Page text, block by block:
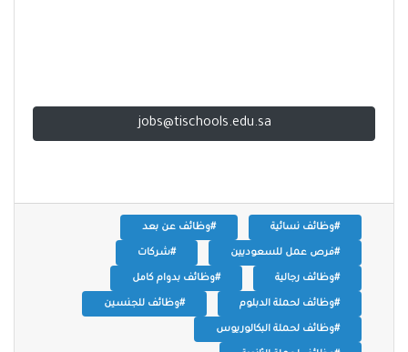
jobs@tischools.edu.sa
#وظائف نسائية #وظائف عن بعد
#فرص عمل للسعوديين #شركات
#وظائف رجالية #وظائف بدوام كامل
#وظائف لحملة الدبلوم #وظائف للجنسين
#وظائف لحملة البكالوريوس